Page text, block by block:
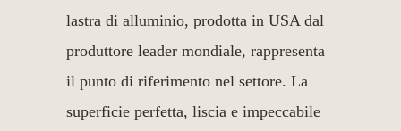
lastra di alluminio, prodotta in USA dal
produttore leader mondiale, rappresenta
il punto di riferimento nel settore. La
superficie perfetta, liscia e impeccabile